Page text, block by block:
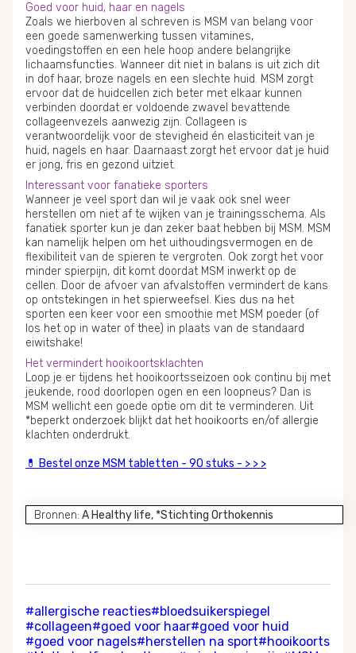
Goed voor huid, haar en nagels
Zoals we hierboven al schreven is MSM van belang voor
een goede samenwerking tussen vitamines,
voedingstoffen en een hele hoop andere belangrijke
lichaamsfuncties. Wanneer dit niet in balans is uit zich dit
in dof haar, broze nagels en een slechte huid. MSM zorgt
ervoor dat de huidcellen zich beter met elkaar kunnen
verbinden doordat er voldoende zwavel bevattende
collageenvezels aanwezig zijn. Collageen is
verantwoordelijk voor de stevigheid én elasticiteit van je
huid, nagels en haar. Daarnaast zorgt het ervoor dat je huid
er jong, fris en gezond uitziet.
Interessant voor fanatieke sporters
Wanneer je veel sport dan wil je vaak ook snel weer
herstellen om niet af te wijken van je trainingsschema. Als
fanatiek sporter kun je dan zeker baat hebben bij MSM. MSM
kan namelijk helpen om het uithoudingsvermogen en de
flexibiliteit van de spieren te vergroten. Ook zorgt het voor
minder spierpijn, dit komt doordat MSM inwerkt op de
cellen. Door de afvoer van afvalstoffen vermindert de kans
op ontstekingen in het spierweefsel. Kies dus na het
sporten een keer voor een smoothie met MSM poeder (of
los het op in water of thee) in plaats van de standaard
eiwitshake!
Het vermindert hooikoortsklachten
Loop je er tijdens het hooikoortsseizoen ook continu bij met
jeukende, rood doorlopen ogen en een loopneus? Dan is
MSM wellicht een goede optie om dit te verminderen. Uit
*beperkt onderzoek blijkt dat het hooikoorts en/of allergie
klachten onderdrukt.
💊 Bestel onze MSM tabletten - 90 stuks - > > >
Bronnen: A Healthy life, *Stichting Orthokennis
#allergische reacties#bloedsuikerspiegel
#collageen#goed voor haar#goed voor huid
#goed voor nagels#herstellen na sport#hooikoorts